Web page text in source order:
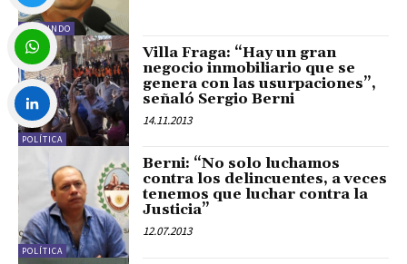
EL MUNDO
POLÍTICA
Villa Fraga: “Hay un gran
negocio inmobiliario que se
genera con las usurpaciones”,
señaló Sergio Berni
14.11.2013
POLÍTICA
Berni: “No solo luchamos
contra los delincuentes, a veces
tenemos que luchar contra la
Justicia”
12.07.2013
Twitter
WhatsApp
LinkedIn